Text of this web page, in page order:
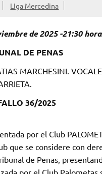
LIga Mercedina
de 2025 -21:30
DE PENAS
MARCHESINI.
36/2025
por el Club
que se considere con
de Penas,